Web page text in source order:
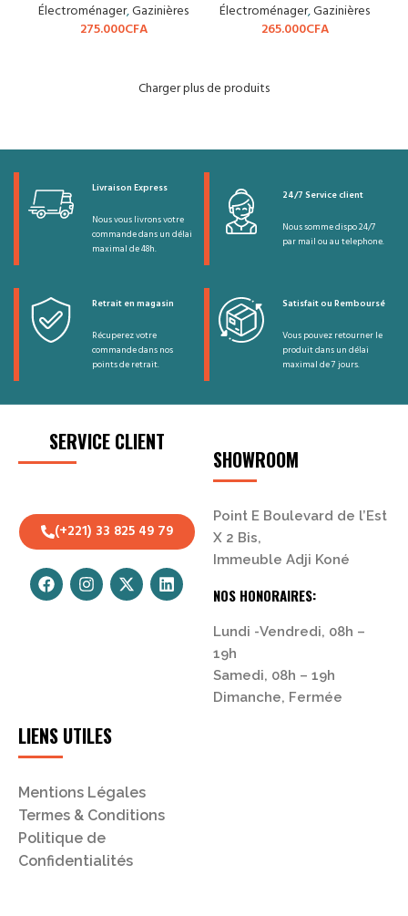
Électroménager,Gazinières
275.000CFA
Électroménager,Gazinières
265.000CFA
Charger plus de produits
Livraison Express
Nous vous livrons votre
commande dans un délai
maximal de 48h.
24/7 Service client
Nous somme dispo 24/7
par mail ou au telephone.
Retrait en magasin
Récuperez votre
commande dans nos
points de retrait.
Satisfait ou Remboursé
Vous pouvez retourner le
produit dans un délai
maximal de 7 jours.
SERVICE CLIENT
(+221) 33 825 49 79
SHOWROOM
Point E Boulevard de l’Est
X 2 Bis,
Immeuble Adji Koné
NOS HONORAIRES:
Lundi -Vendredi, 08h –
19h
Samedi, 08h – 19h
Dimanche, Fermée
LIENS UTILES
Mentions Légales
Termes & Conditions
Politique de
Confidentialités